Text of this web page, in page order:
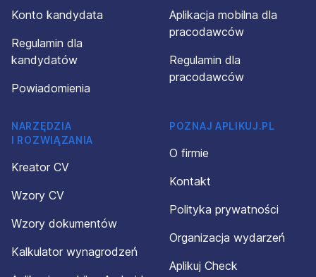
Konto kandydata
Regulamin dla
kandydatów
Powiadomienia
Aplikacja mobilna dla
pracodawców
Regulamin dla
pracodawców
NARZĘDZIA
I ROZWIĄZANIA
Kreator CV
Wzory CV
Wzory dokumentów
Kalkulator wynagrodzeń
POZNAJ APLIKUJ.PL
O firmie
Kontakt
Polityka prywatności
Organizacja wydarzeń
Aplikuj Check